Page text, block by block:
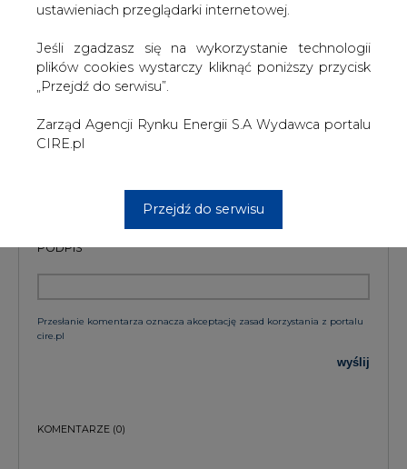
ustawieniach przeglądarki internetowej.
Jeśli zgadzasz się na wykorzystanie technologii
plików cookies wystarczy kliknąć poniższy przycisk
„Przejdź do serwisu”.
Zarząd Agencji Rynku Energii S.A Wydawca portalu
CIRE.pl
Przejdź do serwisu
KOMENTARZE
TREŚĆ KOMENTARZA
PODPIS
Przesłanie komentarza oznacza akceptację zasad korzystania z portalu
cire.pl
wyślij
KOMENTARZE (0)